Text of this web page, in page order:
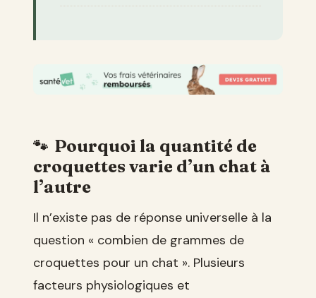
Pourquoi la quantité de
croquettes varie d’un chat à
l’autre
Il n’existe pas de réponse universelle à la
question « combien de grammes de
croquettes pour un chat ». Plusieurs
facteurs physiologiques et